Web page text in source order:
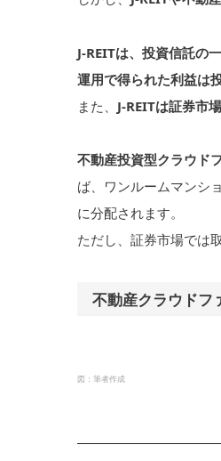
J-REITは、投資信託の
運用で得られた利益は
また、 J-REITは証券市
不動産投資型クラウド
ば、ワンルームマンシ
に分配されます。
ただし、証券市場では
不動産クラウドフ
図：筆者作成